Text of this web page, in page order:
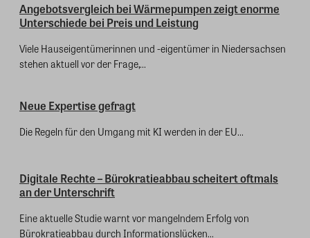
Angebotsvergleich bei Wärmepumpen zeigt enorme
Unterschiede bei Preis und Leistung
Viele Hauseigentümerinnen und -eigentümer in Niedersachsen
stehen aktuell vor der Frage,...
Neue Expertise gefragt
Die Regeln für den Umgang mit KI werden in der EU...
Digitale Rechte – Bürokratieabbau scheitert oftmals
an der Unterschrift
Eine aktuelle Studie warnt vor mangelndem Erfolg von
Bürokratieabbau durch Informationslücken...